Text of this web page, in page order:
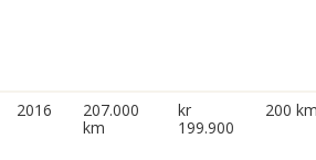
2016
207.000
km
kr
199.900
200 km